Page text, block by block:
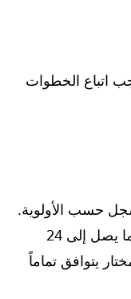
اتباع الخطوات
لدى السجل حسب الأولوية.
عادةً ما يستغرق التحقق من الأسماء ما يصل إلى 24
يتوافق تماماً